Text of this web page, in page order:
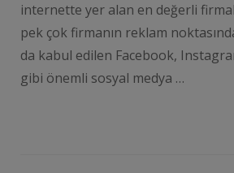
internette yer alan en değerli
pek çok firmanın reklam
da kabul edilen Facebook,
gibi önemli sosyal medya …